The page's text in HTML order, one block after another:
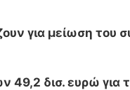
για μείωση
49,2 δισ. ευρώ